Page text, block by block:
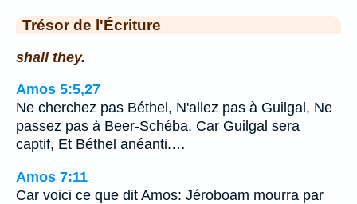
Trésor de l'Écriture
shall they.
Amos 5:5,27
Ne cherchez pas Béthel, N'allez pas à Guilgal, Ne
passez pas à Beer-Schéba. Car Guilgal sera
captif, Et Béthel anéanti.…
Amos 7:11
Car voici ce que dit Amos: Jéroboam mourra par